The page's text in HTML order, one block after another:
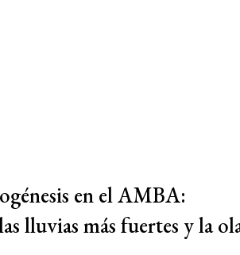
en el AMBA:
lluvias más fuertes y la